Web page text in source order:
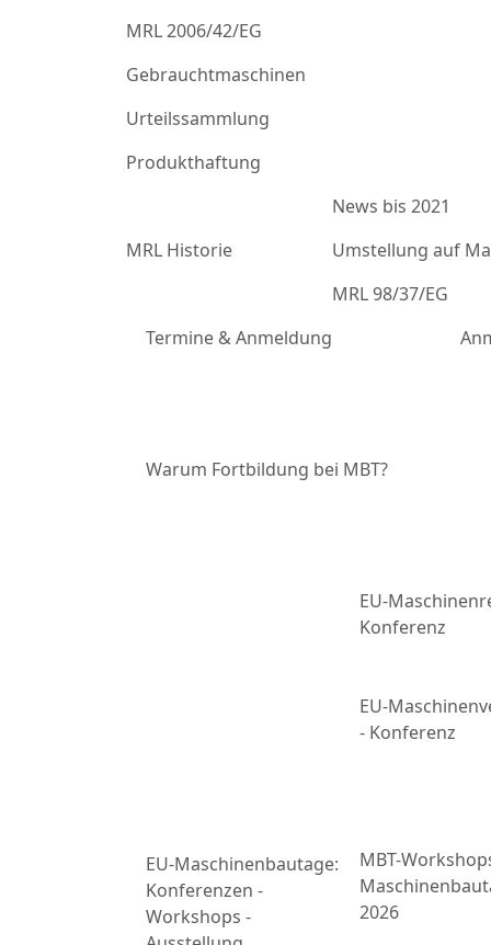
MRL 2006/42/EG
Gebrauchtmaschinen
Urteilssammlung
Produkthaftung
MRL Historie
News bis 2021
Umstellung auf
MRL 98/37/EG
Termine & Anmeldung
Warum Fortbildung bei MBT?
EU-Maschinenbautage:
Konferenzen -
Workshops -
EU-
Konferenz
EU-
- Konferenz
MBT-
2026